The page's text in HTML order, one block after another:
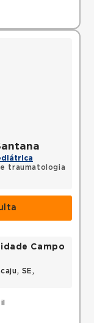
traumatologia
Campo
SE,